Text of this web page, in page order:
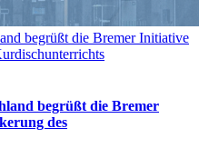
begrüßt die Bremer Initiative
begrüßt die Bremer
des